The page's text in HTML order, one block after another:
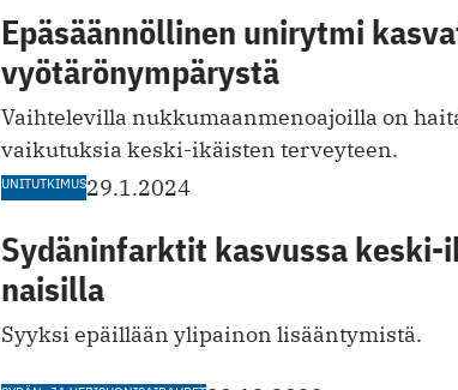
Epäsäännöllinen unirytmi
vyötärönympärystä
Vaihtelevilla nukkumaanmenoajoilla on
vaikutuksia keski-ikäisten terveyteen.
UNITUTKIMUS29.1.2024
Sydäninfarktit kasvussa
naisilla
Syyksi epäillään ylipainon l isääntymistä.